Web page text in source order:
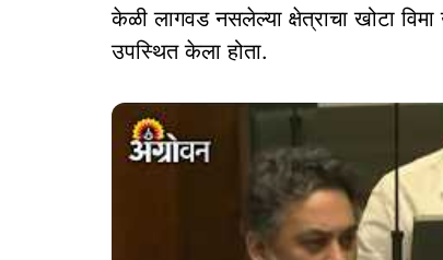
केळी लागवड नसलेल्या क्षेत्राचा खोटा
उपस्थित केला होता.